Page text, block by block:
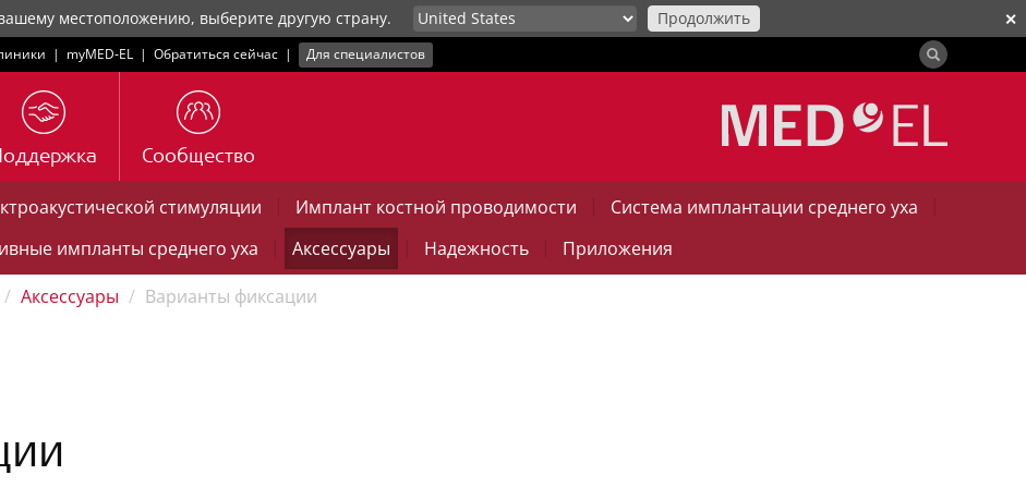
✕
местоположению, выберите другую страну. Продолжить
| myMED‑EL | Обратиться сейчас | Для специалистов
Сообщество
стимуляции | Имплант костной проводимости | Система имплантации среднего уха
|
импланты среднего уха | Аксессуары | Надежность |
Приложения
Аксессуары Варианты фиксации